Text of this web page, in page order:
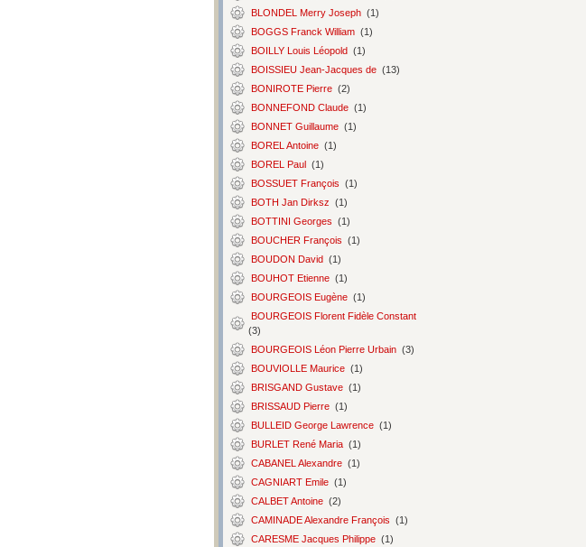
BLONDEL Merry Joseph (1)
BOGGS Franck William (1)
BOILLY Louis Léopold (1)
BOISSIEU Jean-Jacques de (13)
BONIROTE Pierre (2)
BONNEFOND Claude (1)
BONNET Guillaume (1)
BOREL Antoine (1)
BOREL Paul (1)
BOSSUET François (1)
BOTH Jan Dirksz (1)
BOTTINI Georges (1)
BOUCHER François (1)
BOUDON David (1)
BOUHOT Etienne (1)
BOURGEOIS Eugène (1)
BOURGEOIS Florent Fidèle Constant
(3)
BOURGEOIS Léon Pierre Urbain (3)
BOUVIOLLE Maurice (1)
BRISGAND Gustave (1)
BRISSAUD Pierre (1)
BULLEID George Lawrence (1)
BURLET René Maria (1)
CABANEL Alexandre (1)
CAGNIART Emile (1)
CALBET Antoine (2)
CAMINADE Alexandre François (1)
CARESME Jacques Philippe (1)